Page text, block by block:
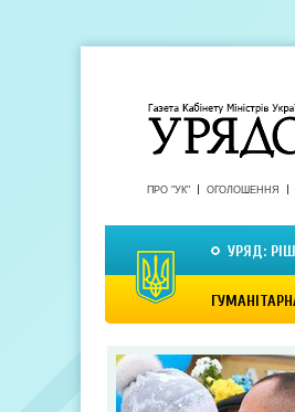
ПРО "УК" ОГОЛОШЕННЯ
УРЯД: